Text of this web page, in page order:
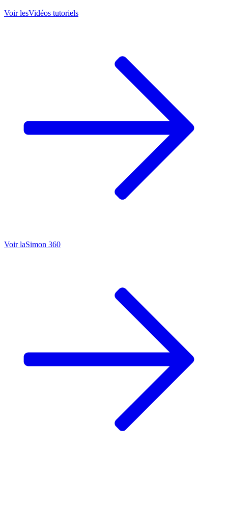
Voir lesVidéos tutoriels
Voir laSimon 360